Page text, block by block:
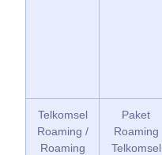
Telkomsel
Roaming /
Roaming
Paket
Roaming
Telkomsel